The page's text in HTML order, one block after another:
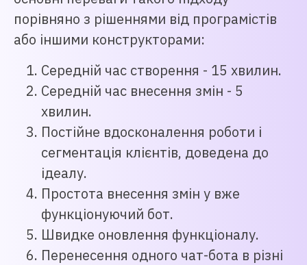
порівняно з рішеннями від програмістів
або іншими конструкторами:
Середній час створення - 15 хвилин.
Середній час внесення змін - 5
хвилин.
Постійне вдосконалення роботи і
сегментація клієнтів, доведена до
ідеалу.
Простота внесення змін у вже
функціонуючий бот.
Швидке оновлення функціоналу.
Перенесення одного чат-бота в різні